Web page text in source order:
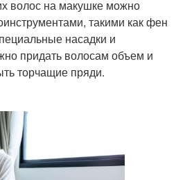
волос на макушке можно
такими как фен
насадки и
придать волосам объем и
торчащие пряди.